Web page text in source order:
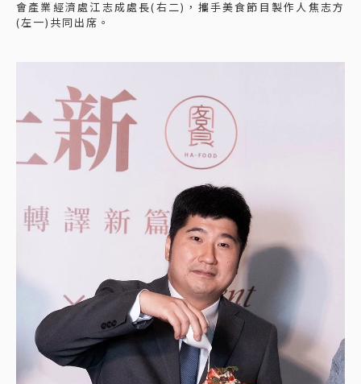
會產業經濟處江志成處長(右二)，攜手美食節目製作人焦志方
(左一)共同出席。